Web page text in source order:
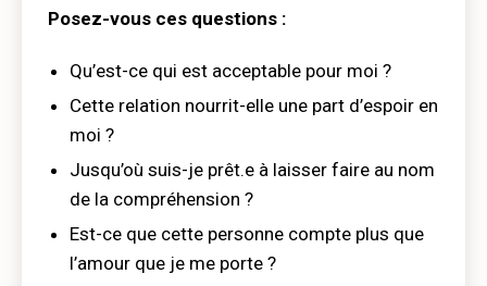
Posez-vous ces questions :
Qu’est-ce qui est acceptable pour moi ?
Cette relation nourrit-elle une part d’espoir en
moi ?
Jusqu’où suis-je prêt.e à laisser faire au nom
de la compréhension ?
Est-ce que cette personne compte plus que
l’amour que je me porte ?